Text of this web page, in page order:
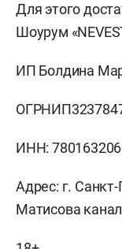
Для этого
Шоурум
ИП Болдина
ИНН:
Адрес: г.
Матисова